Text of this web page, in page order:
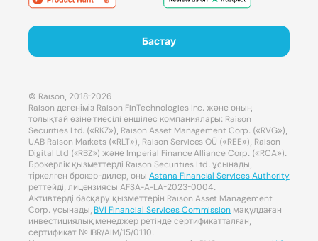
Бастау
© Raison, 2018-2026
Raison дегеніміз Raison FinTechnologies Inc. және оның
толықтай өзіне тиесілі еншілес компаниялары: Raison
Securities Ltd. («RKZ»), Raison Asset Management Corp. («RVG»),
UAB Raison Markets («RLT»), Raison Services OÜ («REE»), Raison
Digital Ltd («RBZ») және Imperial Finance Alliance Corp. («RCA»).
Брокерлік қызметтерді Raison Securities Ltd. ұсынады,
тіркелген брокер-дилер, оны Astana Financial Services Authority
реттейді, лицензиясы AFSA-A-LA-2023-0004.
Активтерді басқару қызметтерін Raison Asset Management
Corp. ұсынады,BVI Financial Services Commission мақұлдаған
инвестициялық менеджер ретінде сертификатталған,
сертификат № IBR/AIM/15/0110.